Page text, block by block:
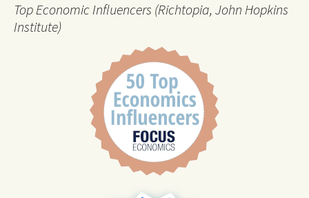
Top Economic Influencers (Richtopia, John Hopkins
Institute)